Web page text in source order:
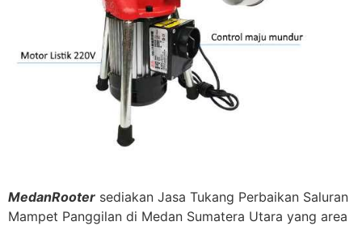
MedanRooter sediakan Jasa Tukang Perbaikan Saluran
Mampet Panggilan di Medan Sumatera Utara yang area